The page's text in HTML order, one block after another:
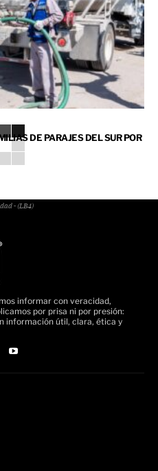
DE PARAJES DEL SUR POR
- (LB4)
informar con veracidad,
por prisa ni por presión:
información útil, clara, ética y